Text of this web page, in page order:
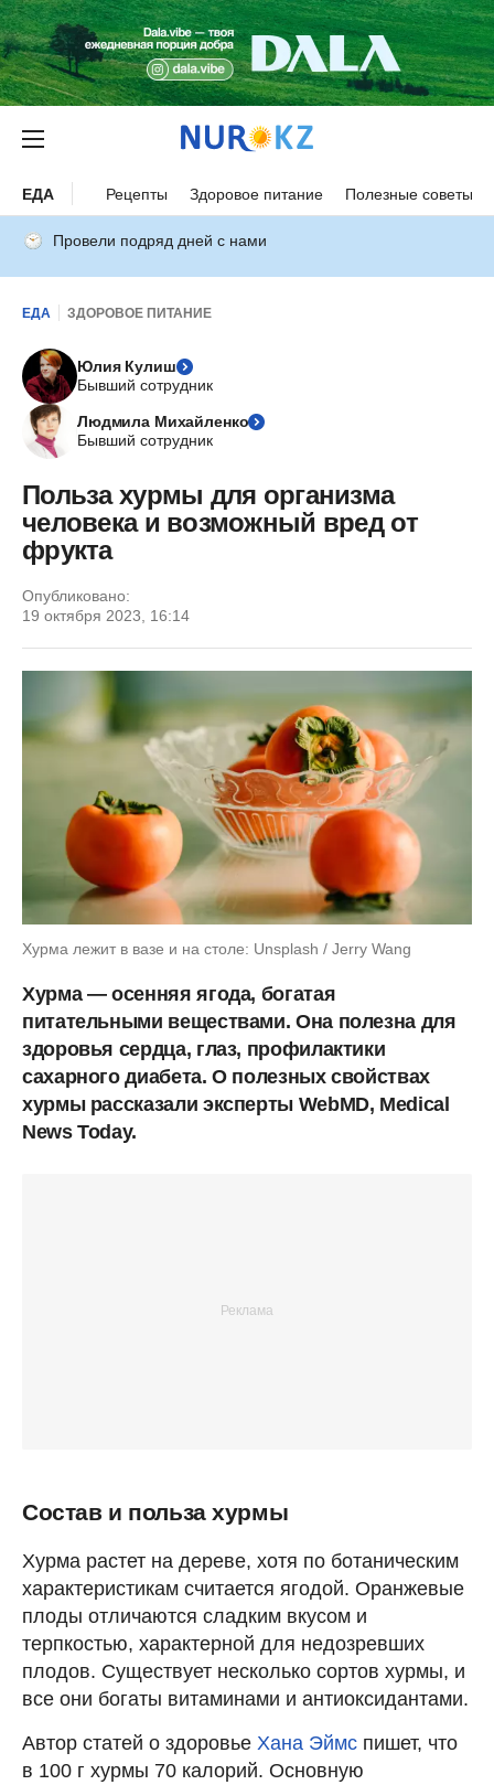
ЕДА Рецепты Здоровое питание Полезные советы
Провели подряд дней с нами
ЕДА ЗДОРОВОЕ ПИТАНИЕ
Юлия Кулиш
Бывший сотрудник
Людмила Михайленко
Бывший сотрудник
Польза хурмы для организма
человека и возможный вред от
фрукта
Опубликовано:
19 октября 2023, 16:14
Хурма лежит в вазе и на столе: Unsplash / Jerry Wang
Хурма — осенняя ягода, богатая
питательными веществами. Она полезна для
здоровья сердца, глаз, профилактики
сахарного диабета. О полезных свойствах
хурмы рассказали эксперты WebMD, Medical
News Today.
Состав и польза хурмы
Хурма растет на дереве, хотя по ботаническим
характеристикам считается ягодой. Оранжевые
плоды отличаются сладким вкусом и
терпкостью, характерной для недозревших
плодов. Существует несколько сортов хурмы, и
все они богаты витаминами и антиоксидантами.
Автор статей о здоровье Хана Эймс пишет, что
в 100 г хурмы 70 калорий. Основную